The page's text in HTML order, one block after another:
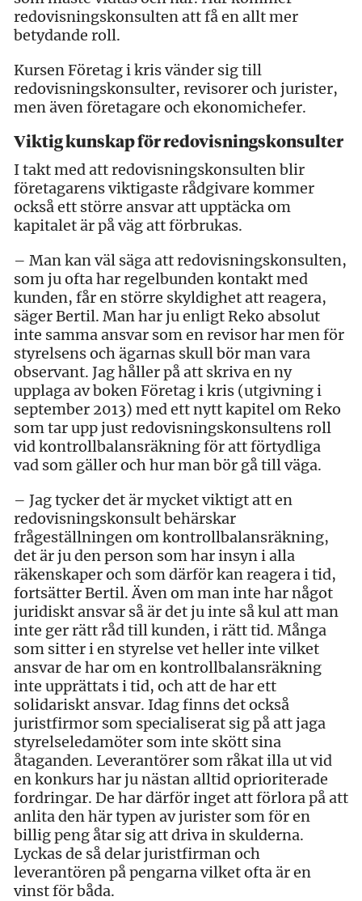
redovisningskonsulten att få en allt mer
betydande roll.
Kursen Företag i kris vänder sig till
redovisningskonsulter, revisorer och jurister,
men även företagare och ekonomichefer.
Viktig kunskap för redovisningskonsulter
I takt med att redovisningskonsulten blir
företagarens viktigaste rådgivare kommer
också ett större ansvar att upptäcka om
kapitalet är på väg att förbrukas.
– Man kan väl säga att redovisningskonsulten,
som ju ofta har regelbunden kontakt med
kunden, får en större skyldighet att reagera,
säger Bertil. Man har ju enligt Reko absolut
inte samma ansvar som en revisor har men för
styrelsens och ägarnas skull bör man vara
observant. Jag håller på att skriva en ny
upplaga av boken Företag i kris (utgivning i
september 2013) med ett nytt kapitel om Reko
som tar upp just redovisningskonsultens roll
vid kontrollbalansräkning för att förtydliga
vad som gäller och hur man bör gå till väga.
– Jag tycker det är mycket viktigt att en
redovisningskonsult behärskar
frågeställningen om kontrollbalansräkning,
det är ju den person som har insyn i alla
räkenskaper och som därför kan reagera i tid,
fortsätter Bertil. Även om man inte har något
juridiskt ansvar så är det ju inte så kul att man
inte ger rätt råd till kunden, i rätt tid. Många
som sitter i en styrelse vet heller inte vilket
ansvar de har om en kontrollbalansräkning
inte upprättats i tid, och att de har ett
solidariskt ansvar. Idag finns det också
juristfirmor som specialiserat sig på att jaga
styrelseledamöter som inte skött sina
åtaganden. Leverantörer som råkat illa ut vid
en konkurs har ju nästan alltid oprioriterade
fordringar. De har därför inget att förlora på att
anlita den här typen av jurister som för en
billig peng åtar sig att driva in skulderna.
Lyckas de så delar juristfirman och
leverantören på pengarna vilket ofta är en
vinst för båda.